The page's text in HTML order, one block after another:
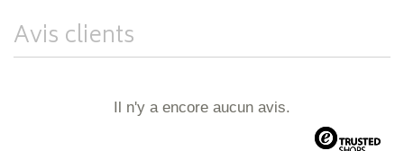
Avis clients
Il n'y a encore aucun avis.